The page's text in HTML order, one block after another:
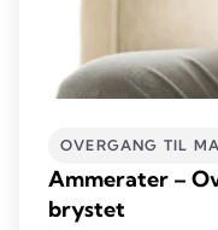
OVERGANG TIL
Ammerater –
brystet